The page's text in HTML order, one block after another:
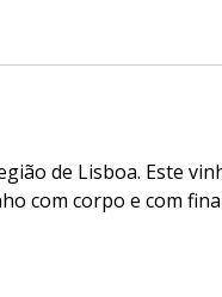
de Lisboa. Este
com corpo e com